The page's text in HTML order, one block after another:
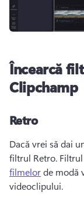
Încearcă
Clipchamp
Retro
Dacă vrei să dai
filtrul Retro.
filmelor de modă
videoclipului.